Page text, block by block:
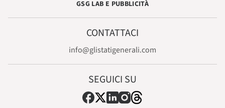
GSG LAB E PUBBLICITÀ
CONTATTACI
info@glistatigenerali.com
SEGUICI SU